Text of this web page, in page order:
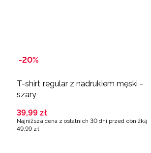
-20%
T-shirt regular z nadrukiem męski -
szary
39,99 zł
Najniższa cena z ostatnich 30 dni przed obniżką
49,99 zł